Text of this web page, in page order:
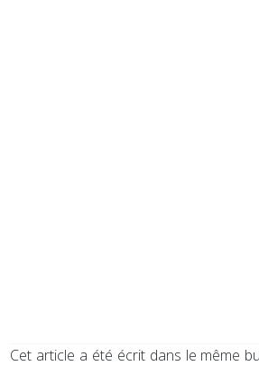
Cet article a été écrit dans le même